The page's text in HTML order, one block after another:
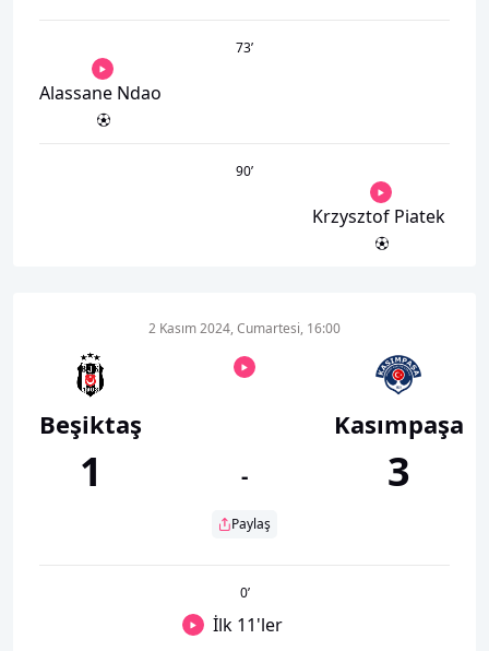
73’
Alassane Ndao
90’
Krzysztof Piatek
Beşiktaş
1
2 Kasım 2024, Cumartesi, 16:00
-
Paylaş
Kasımpaşa
3
0’
İlk 11'ler